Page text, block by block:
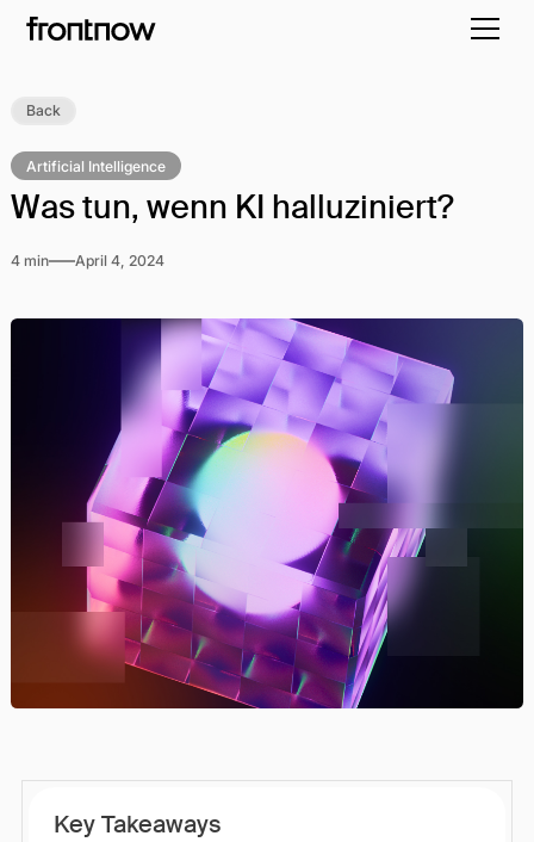
Back
Artificial Intelligence
Was tun, wenn KI halluziniert?
4 min April 4, 2024
Key Takeaways